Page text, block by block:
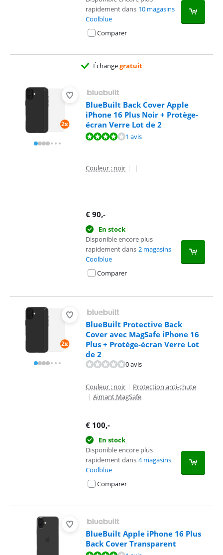
rapidement dans 10 magasins
Coolblue
Comparer
Échangegratuit
BlueBuilt Back Cover Apple
iPhone 16 Plus Noir + Protège-
écran Verre Lot de 2
La note est de 8,0 sur 10, basée sur 1 avis.1 avis
Couleur : noir | |
€ 90,-
En stock
Disponible encore plus
rapidement dans 2 magasins
Coolblue
Comparer
BlueBuilt Protective Back
Cover avec MagSafe iPhone 16
Plus + Protège-écran Verre Lot
de 2
0 avis
Couleur : noir | Protection anti-chute
| Aimant MagSafe
€ 100,-
En stock
Disponible encore plus
rapidement dans 4 magasins
Coolblue
Comparer
BlueBuilt Apple iPhone 16 Plus
Back Cover Transparent